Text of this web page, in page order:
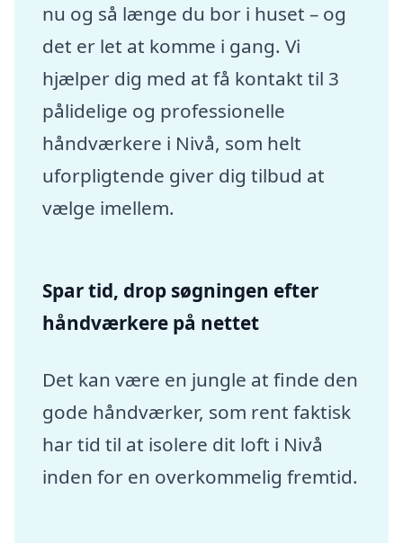
nu og så længe du bor i huset – og
det er let at komme i gang. Vi
hjælper dig med at få kontakt til 3
pålidelige og professionelle
håndværkere i Nivå, som helt
uforpligtende giver dig tilbud at
vælge imellem.
Spar tid, drop søgningen efter
håndværkere på nettet
Det kan være en jungle at finde den
gode håndværker, som rent faktisk
har tid til at isolere dit loft i Nivå
inden for en overkommelig fremtid.